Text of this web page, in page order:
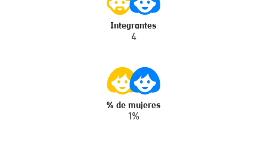
Integrantes
4
% de mujeres
1%